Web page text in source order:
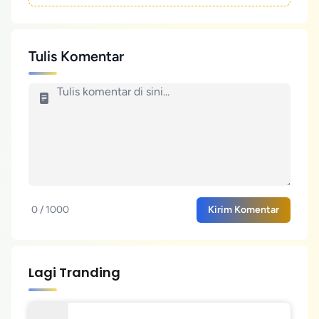
Tulis Komentar
0 / 1000 Kirim Komentar
Lagi Tranding